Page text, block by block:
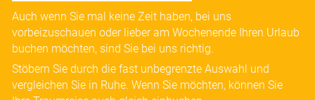
Auch wenn Sie mal keine Zeit haben, bei uns
vorbeizuschauen oder lieber am Wochenende Ihren Urlaub
buchen möchten, sind Sie bei uns richtig.
Stöbern Sie durch die fast unbegrenzte Auswahl und
vergleichen Sie in Ruhe. Wenn Sie möchten, können Sie